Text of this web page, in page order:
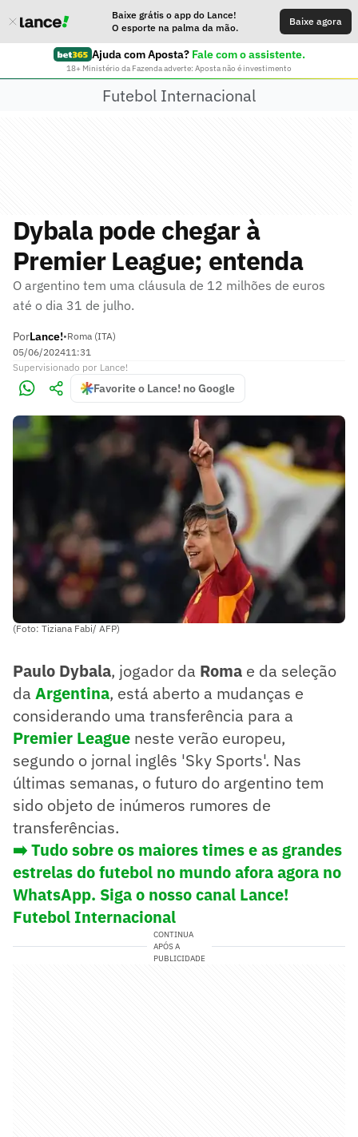
Baixe grátis o app do Lance!
O esporte na palma da mão.
Baixe agora
Ajuda com Aposta? Fale com o assistente.
18+ Ministério da Fazenda adverte: Aposta não é investimento
Futebol Internacional
Dybala pode chegar à
Premier League; entenda
O argentino tem uma cláusula de 12 milhões de euros
até o dia 31 de julho.
PorLance!•Roma (ITA)
05/06/202411:31
Supervisionado por Lance!
Favorite o Lance! no Google
(Foto: Tiziana Fabi/ AFP)
Paulo Dybala, jogador da Roma e da seleção
da Argentina, está aberto a mudanças e
considerando uma transferência para a
Premier League neste verão europeu,
segundo o jornal inglês 'Sky Sports'. Nas
últimas semanas, o futuro do argentino tem
sido objeto de inúmeros rumores de
transferências.
➡️ Tudo sobre os maiores times e as grandes
estrelas do futebol no mundo afora agora no
WhatsApp. Siga o nosso canal Lance!
Futebol Internacional
CONTINUA
APÓS A
PUBLICIDADE